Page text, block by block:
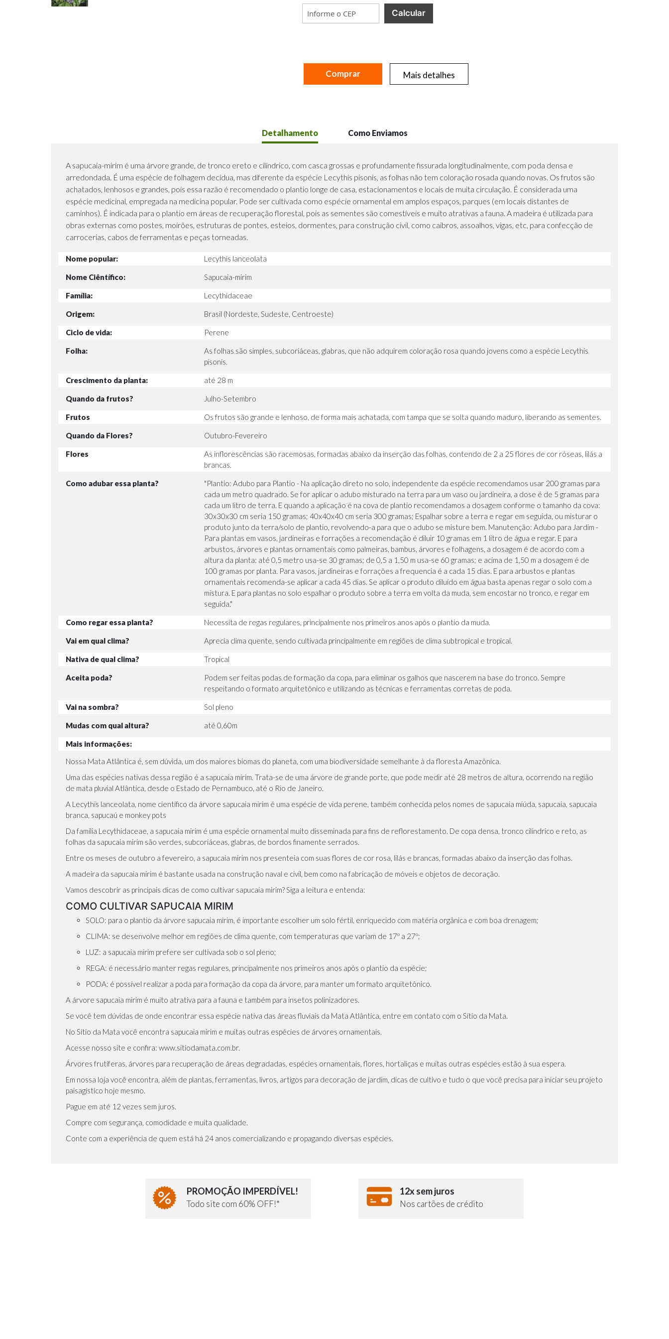
Calcular
Comprar Mais detalhes
Detalhamento
A sapucaia-mirim é uma árvore grande, de tronco ereto e cilíndrico, com casca grossas e profundamente fissurada longitudinalmente, com poda densa e
arredondada. É uma espécie de folhagem decídua, mas diferente da espécie Lecythis pisonis, as folhas não tem coloração rosada quando novas. Os frutos são
achatados, lenhosos e grandes, pois essa razão é recomendado o plantio longe de casa, estacionamentos e locais de muita circulação. É considerada uma
espécie medicinal, empregada na medicina popular. Pode ser cultivada como espécie ornamental em amplos espaços, parques (em locais distantes de
caminhos). É indicada para o plantio em áreas de recuperação florestal, pois as sementes são comestíveis e muito atrativas a fauna. A madeira é utilizada para
obras externas como postes, moirões, estruturas de pontes, esteios, dormentes, para construção civil, como caibros, assoalhos, vigas, etc, para confecção de
carrocerias, cabos de ferramentas e peças torneadas.
Nome popular: Lecythis lanceolata
Nome Ciêntífico: Sapucaia-mirim
Família: Lecythidaceae
Origem: Brasil (Nordeste, Sudeste, Centroeste)
Ciclo de vida: Perene
Folha:
As folhas são simples, subcoriáceas, glabras, que não adquirem coloração rosa quando jovens como a espécie Lecythis
pisonis.
Crescimento da planta: até 28 m
Quando da frutos? Julho-Setembro
Frutos Os frutos são grande e lenhoso, de forma mais achatada, com tampa que se solta quando maduro, liberando as sementes.
Quando da Flores? Outubro-Fevereiro
Flores
As inflorescências são racemosas, formadas abaixo da inserção das folhas, contendo de 2 a 25 flores de cor róseas, lilás a
brancas.
Como adubar essa planta?
"Plantio: Adubo para Plantio - Na aplicação direto no solo, independente da espécie recomendamos usar 200 gramas para
cada um metro quadrado. Se for aplicar o adubo misturado na terra para um vaso ou jardineira, a dose é de 5 gramas para
cada um litro de terra. E quando a aplicação é na cova de plantio recomendamos a dosagem conforme o tamanho da cova:
30x30x30 cm seria 150 gramas; 40x40x40 cm seria 300 gramas; Espalhar sobre a terra e regar em seguida, ou misturar o
produto junto da terra/solo de plantio, revolvendo-a para que o adubo se misture bem. Manutenção: Adubo para Jardim -
Para plantas em vasos, jardineiras e forrações a recomendação é diluir 10 gramas em 1 litro de água e regar. E para
arbustos, árvores e plantas ornamentais como palmeiras, bambus, árvores e folhagens, a dosagem é de acordo com a
altura da planta: até 0,5 metro usa-se 30 gramas; de 0,5 a 1,50 m usa-se 60 gramas; e acima de 1,50 m a dosagem é de
100 gramas por planta. Para vasos, jardineiras e forrações a frequencia é a cada 15 dias. E para arbustos e plantas
ornamentais recomenda-se aplicar a cada 45 dias. Se aplicar o produto diluído em água basta apenas regar o solo com a
mistura. E para plantas no solo espalhar o produto sobre a terra em volta da muda, sem encostar no tronco, e regar em
seguida."
Como regar essa planta? Necessita de regas regulares, principalmente nos primeiros anos após o plantio da muda.
Vai em qual clima? Aprecia clima quente, sendo cultivada principalmente em regiões de clima subtropical e tropical.
Nativa de qual clima? Tropical
Aceita poda?
Podem ser feitas podas de formação da copa, para eliminar os galhos que nascerem na base do tronco. Sempre
respeitando o formato arquitetônico e utilizando as técnicas e ferramentas corretas de poda.
Vai na sombra? Sol pleno
Mudas com qual altura? até 0,60m
Mais informações:
Nossa Mata Atlântica é, sem dúvida, um dos maiores biomas do planeta, com uma biodiversidade semelhante à da floresta Amazônica.
Uma das espécies nativas dessa região é a sapucaia mirim. Trata-se de uma árvore de grande porte, que pode medir até 28 metros de altura, ocorrendo na região
de mata pluvial Atlântica, desde o Estado de Pernambuco, até o Rio de Janeiro.
A Lecythis lanceolata, nome científico da árvore sapucaia mirim é uma espécie de vida perene, também conhecida pelos nomes de sapucaia miúda, sapucaia, sapucaia
branca, sapucaú e monkey pots
Da família Lecythidaceae, a sapucaia mirim é uma espécie ornamental muito disseminada para fins de reflorestamento. De copa densa, tronco cilíndrico e reto, as
folhas da sapucaia mirim são verdes, subcoriáceas, glabras, de bordos finamente serrados.
Entre os meses de outubro a fevereiro, a sapucaia mirim nos presenteia com suas flores de cor rosa, lilás e brancas, formadas abaixo da inserção das folhas.
A madeira da sapucaia mirim é bastante usada na construção naval e civil, bem como na fabricação de móveis e objetos de decoração.
Vamos descobrir as principais dicas de como cultivar sapucaia mirim? Siga a leitura e entenda:
COMO CULTIVAR SAPUCAIA MIRIM
SOLO: para o plantio da árvore sapucaia mirim, é importante escolher um solo fértil, enriquecido com matéria orgânica e com boa drenagem;
CLIMA: se desenvolve melhor em regiões de clima quente, com temperaturas que variam de 17º a 27º;
LUZ: a sapucaia mirim prefere ser cultivada sob o sol pleno;
REGA: é necessário manter regas regulares, principalmente nos primeiros anos após o plantio da espécie;
PODA: é possível realizar a poda para formação da copa da árvore, para manter um formato arquitetônico.
A árvore sapucaia mirim é muito atrativa para a fauna e também para insetos polinizadores.
Se você tem dúvidas de onde encontrar essa espécie nativa das áreas fluviais da Mata Atlântica, entre em contato com o Sítio da Mata.
No Sítio da Mata você encontra sapucaia mirim e muitas outras espécies de árvores ornamentais.
Acesse nosso site e confira: www.sitiodamata.com.br.
Árvores frutíferas, árvores para recuperação de áreas degradadas, espécies ornamentais, flores, hortaliças e muitas outras espécies estão à sua espera.
Em nossa loja você encontra, além de plantas, ferramentas, livros, artigos para decoração de jardim, dicas de cultivo e tudo o que você precisa para iniciar seu projeto
paisagístico hoje mesmo.
Pague em até 12 vezes sem juros.
Compre com segurança, comodidade e muita qualidade.
Conte com a experiência de quem está há 24 anos comercializando e propagando diversas espécies.
Como Enviamos
PROMOÇÃO IMPERDÍVEL!
Todo site com 60% OFF!*
12x sem juros
Nos cartões de crédito